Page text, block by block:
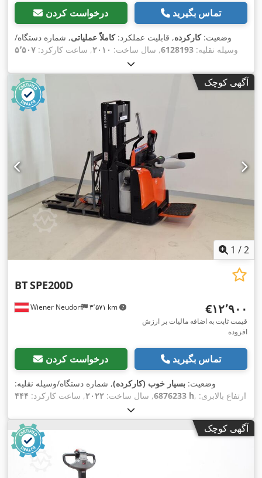
درخواست کردن تماس بگیرید
وضعیت:کارکرده, قابلیت عملکرد:کاملاً عملیاتی, شماره دستگاه/
وسیله نقلیه: 6128193, سال ساخت: ۲۰۱۰, ساعت کارکرد: ۵٬۵۰۷
, ارتفاع بالابری:
سوخت:برقی, ظرفیت باتری:۳۷۵ آه , ولتاژ باتری: ۲۴ V, طول
شاخک‌ها:۱٬۱۵۰ میلی‌متر
لاستیک پلی‌یورتان (بدون
لاستیک پلی‌یورتان (بدون اثرگذاری), وزن
آگهی کوچک
1 /2
Wiener Neudorf ۳٬۵۷۱ km
BTSPE200D
‎€۱۲٬۹۰۰
قیمت ثابت به اضافه مالیات بر ارزش
افزوده
درخواست کردن تماس بگیرید
وضعیت: بسیار خوب (کارکرده), شماره دستگاه/وسیله نقلیه:
6876233, سال ساخت: ۲۰۲۲, ساعت کارکرد: ۴۴۴ h , ارتفاع بالابری:
۱٬۳۶۰ میلی‌متر
نوع دکل:دوپلکس, ظرفیت باتری:۲۱۰ آه , طول شاخک‌ها:۱٬۲۰۰
میلی‌متر, آگهی کوچک